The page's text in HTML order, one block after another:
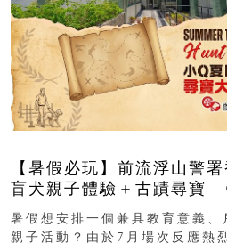
【暑假必玩】前流浮山警
盲犬親子體驗＋古蹟尋寶
組免費名額
暑假想安排一個兼具教育意義、
親子活動？由於7月場次反應熱